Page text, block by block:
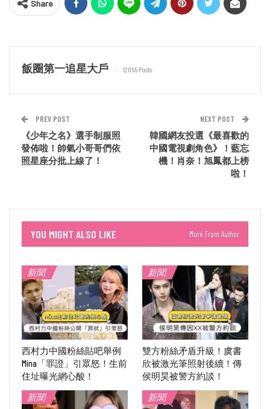
Share
飯圈第一追星大戶 12055 Posts
PREV POST
《少年之名》選手制服照
發佈啦！帥氣小哥哥們依
照星座分批上線了！
NEXT POST
韓國網友投選《最喜歡的
中國電視劇角色》！藍忘
機！肖奈！旭鳳都上榜
啦！
YOU MIGHT ALSO LIKE More From Author
新聞
西村力中國粉絲貼吧舉例
Mina「罪證」引眾怒！生前
住址曝光網心酸！
新聞
雙方粉絲矛盾升級！虞書
欣被激光筆照射後續！傳
侯明昊被警方約談！
新聞
新聞